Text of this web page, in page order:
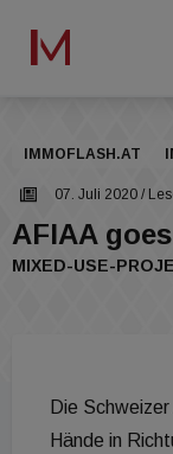
IMMOFLASH.AT
07. Juli 2020 /
AFIAA
MIXED-USE-
Die
Hände in